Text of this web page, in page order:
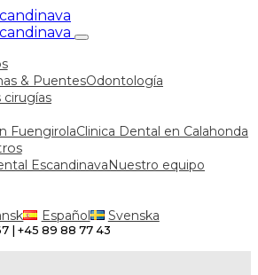
& PuentesOdontología
cirugías
FuengirolaClinica Dental en Calahonda
EscandinavaNuestro equipo
Español Svenska
| +45 89 88 77 43